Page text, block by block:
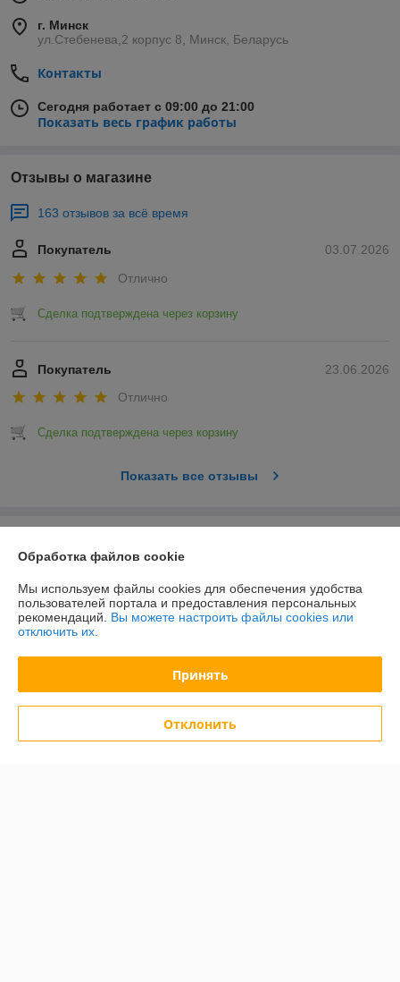
г. Минск
ул.Стебенева,2 корпус 8, Минск, Беларусь
Контакты
Сегодня работает с 09:00 до 21:00
Показать весь график работы
Отзывы о магазине
163 отзывов за всё время
03.07.2026
Покупатель
Отлично
Сделка подтверждена через корзину
23.06.2026
Покупатель
Отлично
Сделка подтверждена через корзину
Показать все отзывы
Доставка и оплата
График работы
Полная версия сайта
Обработка файлов cookie
Мы используем файлы cookies для обеспечения удобства
пользователей портала и предоставления персональных
рекомендаций. Вы можете настроить файлы cookies или
отключить их.
Принять
Отклонить